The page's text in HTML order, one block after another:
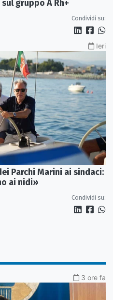
gruppo A Rh+
Condividi su:
Ieri
Parchi Marini ai sindaci:
ai nidi»
Condividi su:
3 ore fa